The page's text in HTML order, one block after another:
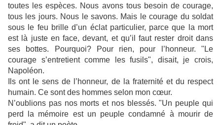
toutes les espèces. Nous avons tous besoin de courage,
tous les jours. Nous le savons. Mais le courage du soldat
sous le feu brille d’un éclat particulier, parce que la mort
est là juste en face, devant, et qu’il faut rester droit dans
ses bottes. Pourquoi? Pour rien, pour l’honneur. "Le
courage s’entretient comme les fusils", disait, je crois,
Napoléon.
Ils ont le sens de l’honneur, de la fraternité et du respect
humain. Ce sont des hommes selon mon cœur.
N’oublions pas nos morts et nos blessés. "Un peuple qui
perd la mémoire est un peuple condamné à mourir de